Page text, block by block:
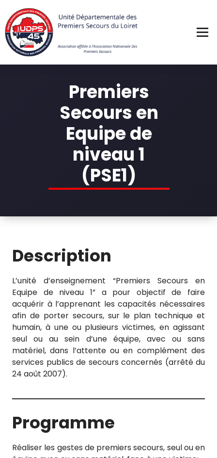
content
Premiers
Secours en
Equipe de
niveau 1
(PSE1)
Description
L’unité d’enseignement “Premiers Secours en
Equipe de niveau 1” a pour objectif de faire
acquérir à l’apprenant les capacités nécessaires
afin de porter secours, sur le plan technique et
humain, à une ou plusieurs victimes, en agissant
seul ou au sein d’une équipe, avec ou sans
matériel, dans l’attente ou en complément des
services publics de secours concernés (arrêté du
24 août 2007).
Programme
Réaliser les gestes de premiers secours, seul ou en